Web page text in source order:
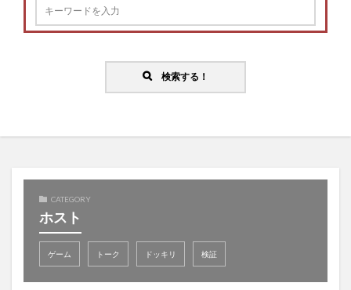
検索する！
CATEGORY
ホスト
ゲーム トーク ドッキリ 検証